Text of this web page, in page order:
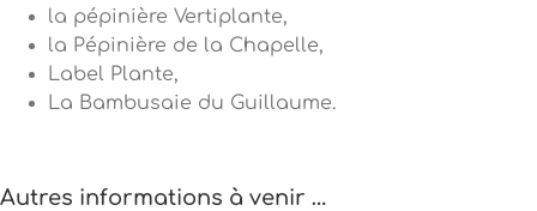
la pépinière Vertiplante,
la Pépinière de la Chapelle,
Label Plante,
La Bambusaie du Guillaume.
Autres informations à venir …